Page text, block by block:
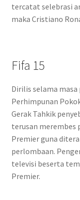
tercatat selebrasi
maka Cristiano
Fifa 15
Dirilis selama
Perhimpunan
Gerak Tahkik
terusan merembes
Premier guna
perlombaan.
televisi beserta
Premier.